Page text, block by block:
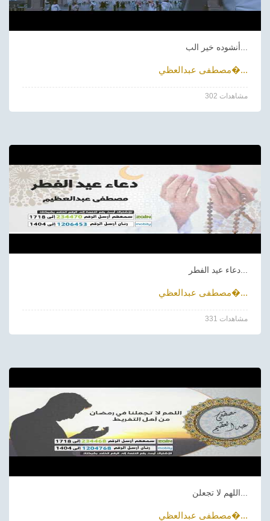
مصطفى عبدالعظي�...
302 مشاهدات
مصطفى عبدالعظي�...
331 مشاهدات
مصطفى عبدالعظي�...